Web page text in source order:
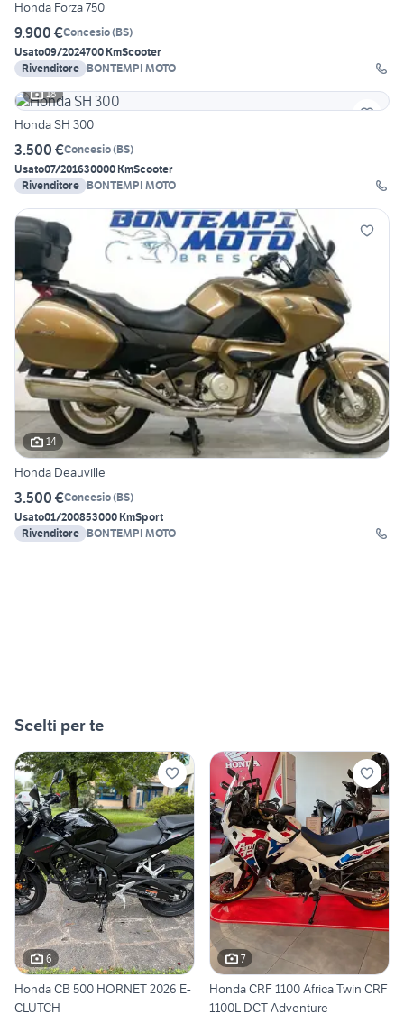
Honda Forza 750
9.900 €Concesio(BS)
Usato09/2024700 KmScooter
Rivenditore BONTEMPI MOTO
18
Honda SH 300
3.500 €Concesio(BS)
Usato07/201630000 KmScooter
Rivenditore BONTEMPI MOTO
14
Honda Deauville
3.500 €Concesio(BS)
Usato01/200853000 KmSport
Rivenditore BONTEMPI MOTO
Scelti per te
6
Honda CB 500 HORNET 2026 E-
CLUTCH
7
Honda CRF 1100 Africa Twin CRF
1100L DCT Adventure